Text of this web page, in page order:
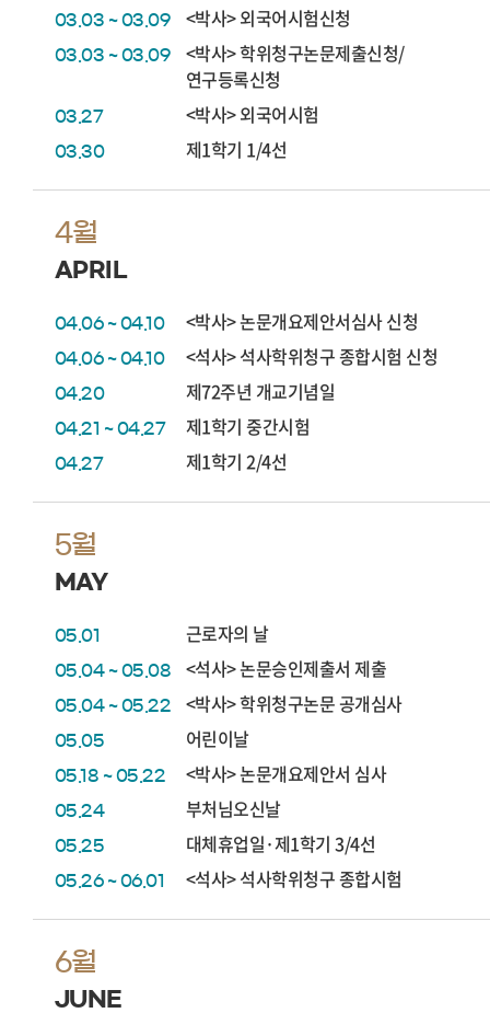
03.03 ~ 03.09 <박사> 외국어시험신청
03.03 ~ 03.09
<박사> 학위청구논문제출신청/
연구등록신청
03.27 <박사> 외국어시험
03.30 제1학기 1/4선
4월
APRIL
04.06 ~ 04.10 <박사> 논문개요제안서심사 신청
04.06 ~ 04.10 <석사> 석사학위청구 종합시험 신청
04.20 제72주년 개교기념일
04.21 ~ 04.27 제1학기 중간시험
04.27 제1학기 2/4선
5월
MAY
05.01 근로자의 날
05.04 ~ 05.08 <석사> 논문승인제출서 제출
05.04 ~ 05.22 <박사> 학위청구논문 공개심사
05.05 어린이날
05.18 ~ 05.22 <박사> 논문개요제안서 심사
05.24 부처님오신날
05.25 대체휴업일·제1학기 3/4선
05.26 ~ 06.01 <석사> 석사학위청구 종합시험
6월
JUNE